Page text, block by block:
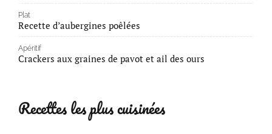
Plat
Recette d’aubergines poêlées
Apéritif
Crackers aux graines de pavot et ail des ours
Recettes les plus cuisinées